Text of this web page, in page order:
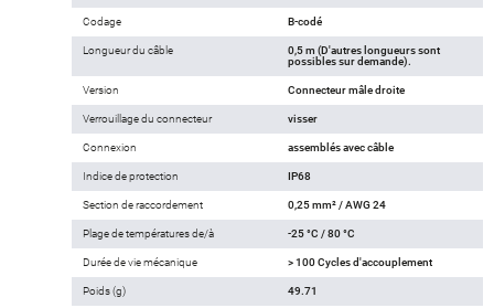
Codage B-codé
Longueur du câble
0,5 m (D'autres longueurs sont
possibles sur demande).
Version Connecteur mâle droite
Verrouillage du connecteur visser
Connexion assemblés avec câble
Indice de protection IP68
Section de raccordement 0,25 mm² / AWG 24
Plage de températures de/à -25 °C / 80 °C
Durée de vie mécanique > 100 Cycles d'accouplement
Poids (g) 49.71